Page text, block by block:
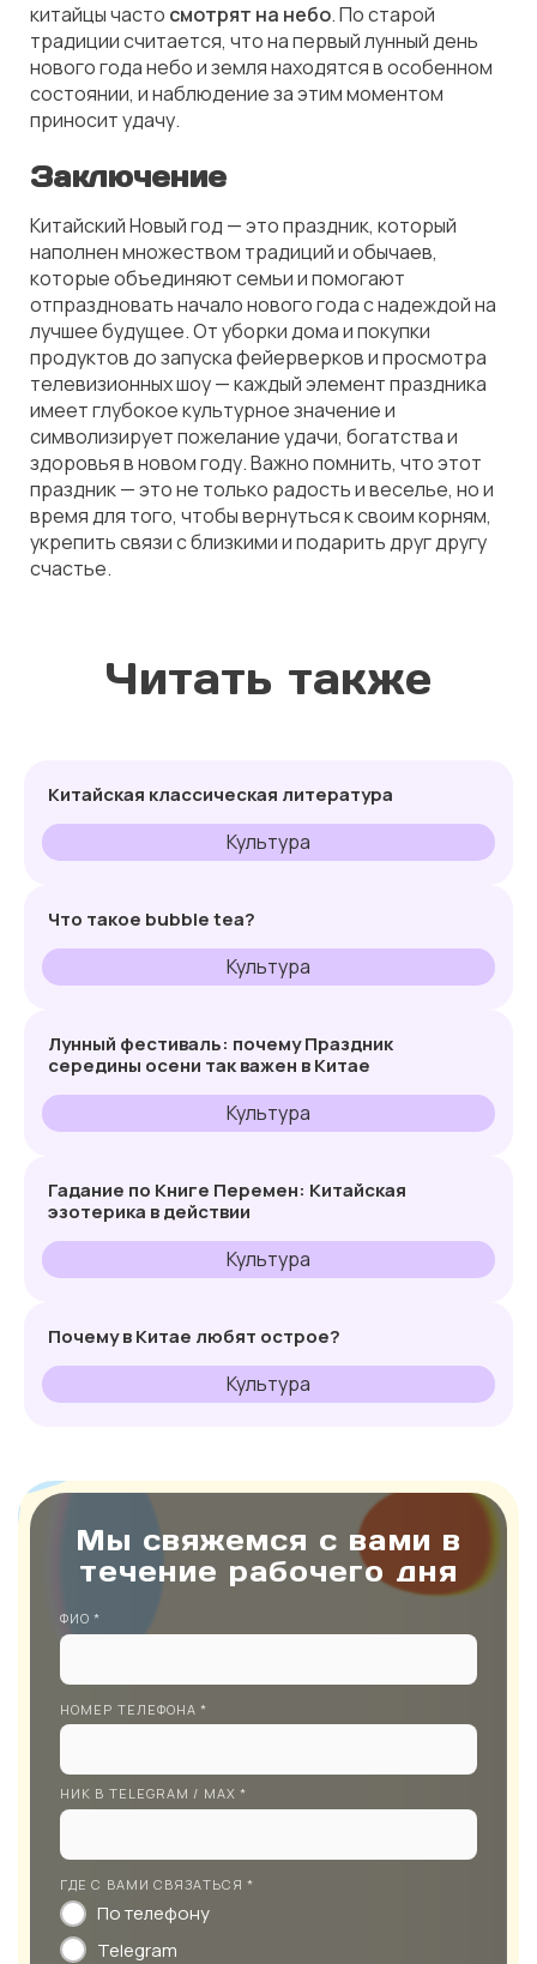
китайцы часто смотрят на небо. По старой
традиции считается, что на первый лунный день
нового года небо и земля находятся в особенном
состоянии, и наблюдение за этим моментом
приносит удачу.
Заключение
Китайский Новый год — это праздник, который
наполнен множеством традиций и обычаев,
которые объединяют семьи и помогают
отпраздновать начало нового года с надеждой на
лучшее будущее. От уборки дома и покупки
продуктов до запуска фейерверков и просмотра
телевизионных шоу — каждый элемент праздника
имеет глубокое культурное значение и
символизирует пожелание удачи, богатства и
здоровья в новом году. Важно помнить, что этот
праздник — это не только радость и веселье, но и
время для того, чтобы вернуться к своим корням,
укрепить связи с близкими и подарить друг другу
счастье.
Читать также
Китайская классическая литература
Культура
Что такое bubble tea?
Культура
Лунный фестиваль: почему Праздник
середины осени так важен в Китае
Культура
Гадание по Книге Перемен: Китайская
эзотерика в действии
Культура
Почему в Китае любят острое?
Культура
Мы свяжемся с вами в
течение рабочего дня
ФИО *
НОМЕР ТЕЛЕФОНА *
НИК В TELEGRAM / MAX *
ГДЕ С ВАМИ СВЯЗАТЬСЯ *
По телефону
Telegram